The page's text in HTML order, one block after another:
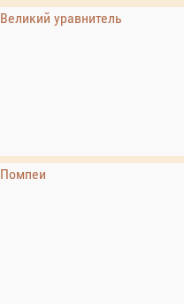
Великий уравнитель
Помпеи